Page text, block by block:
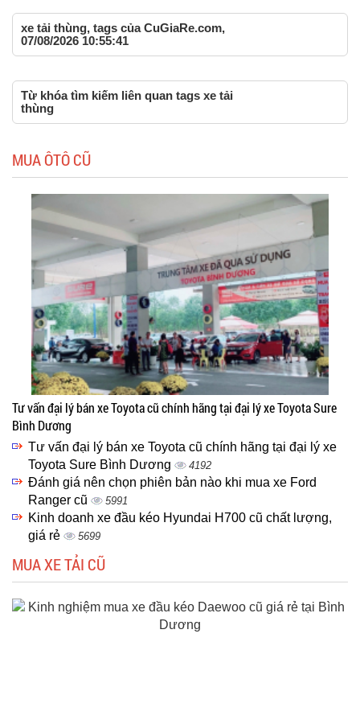
xe tải thùng, tags của CuGiaRe.com,
07/08/2026 10:55:41
Từ khóa tìm kiếm liên quan tags xe tải
thùng
MUA ÔTÔ CŨ
Tư vấn đại lý bán xe Toyota cũ chính hãng tại đại lý xe Toyota Sure
Bình Dương
Tư vấn đại lý bán xe Toyota cũ chính hãng tại đại lý xe
Toyota Sure Bình Dương
4192
Đánh giá nên chọn phiên bản nào khi mua xe Ford
Ranger cũ
5991
Kinh doanh xe đầu kéo Hyundai H700 cũ chất lượng,
giá rẻ
5699
MUA XE TẢI CŨ